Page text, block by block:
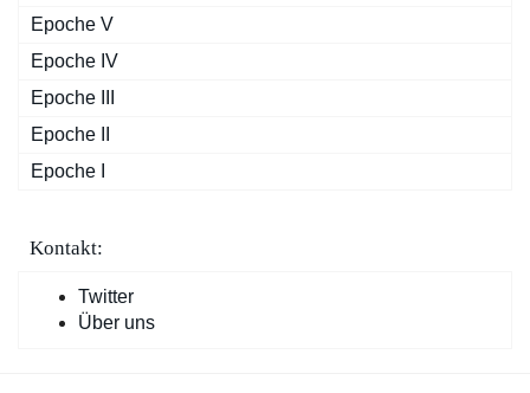
Epoche V
Epoche IV
Epoche III
Epoche II
Epoche I
Kontakt:
Twitter
Über uns